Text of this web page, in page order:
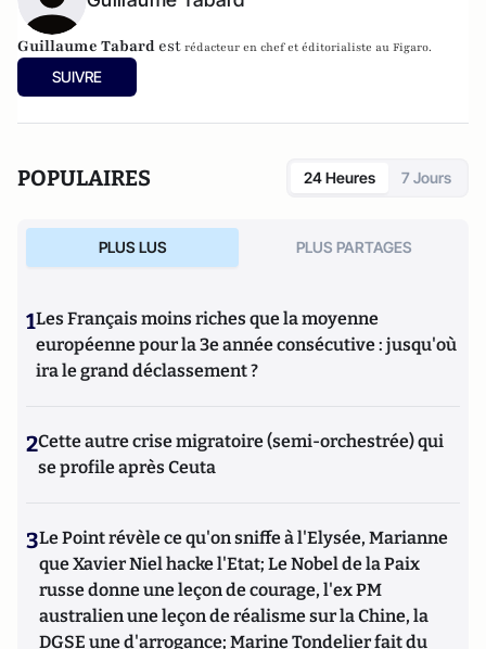
Guillaume Tabard est rédacteur en chef et éditorialiste au Figaro.
SUIVRE
POPULAIRES 24 Heures 7 Jours
PLUS LUS PLUS PARTAGES
1Les Français moins riches que la moyenne
européenne pour la 3e année consécutive : jusqu'où
ira le grand déclassement ?
2Cette autre crise migratoire (semi-orchestrée) qui
se profile après Ceuta
3Le Point révèle ce qu'on sniffe à l'Elysée, Marianne
que Xavier Niel hacke l'Etat; Le Nobel de la Paix
russe donne une leçon de courage, l'ex PM
australien une leçon de réalisme sur la Chine, la
DGSE une d'arrogance; Marine Tondelier fait du